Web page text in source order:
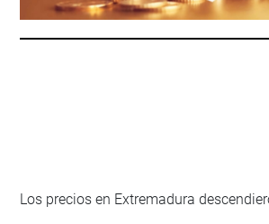
Los precios en Extremadura